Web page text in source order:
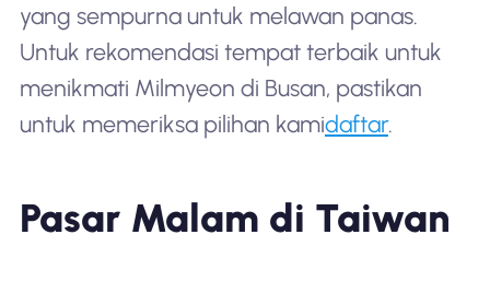
yang sempurna untuk melawan panas.
Untuk rekomendasi tempat terbaik untuk
menikmati Milmyeon di Busan, pastikan
untuk memeriksa pilihan kamidaftar.
Pasar Malam di Taiwan